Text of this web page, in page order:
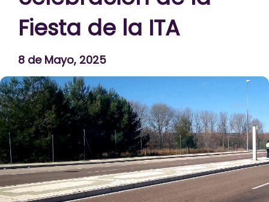
Fiesta de la ITA
8 de Mayo, 2025